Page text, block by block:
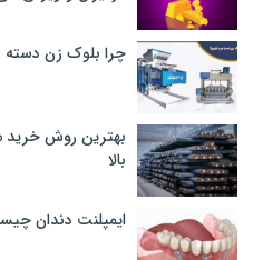
چرا بلوک زن دسته
بهترین روش خرید
بالا
ایمپلنت دندان